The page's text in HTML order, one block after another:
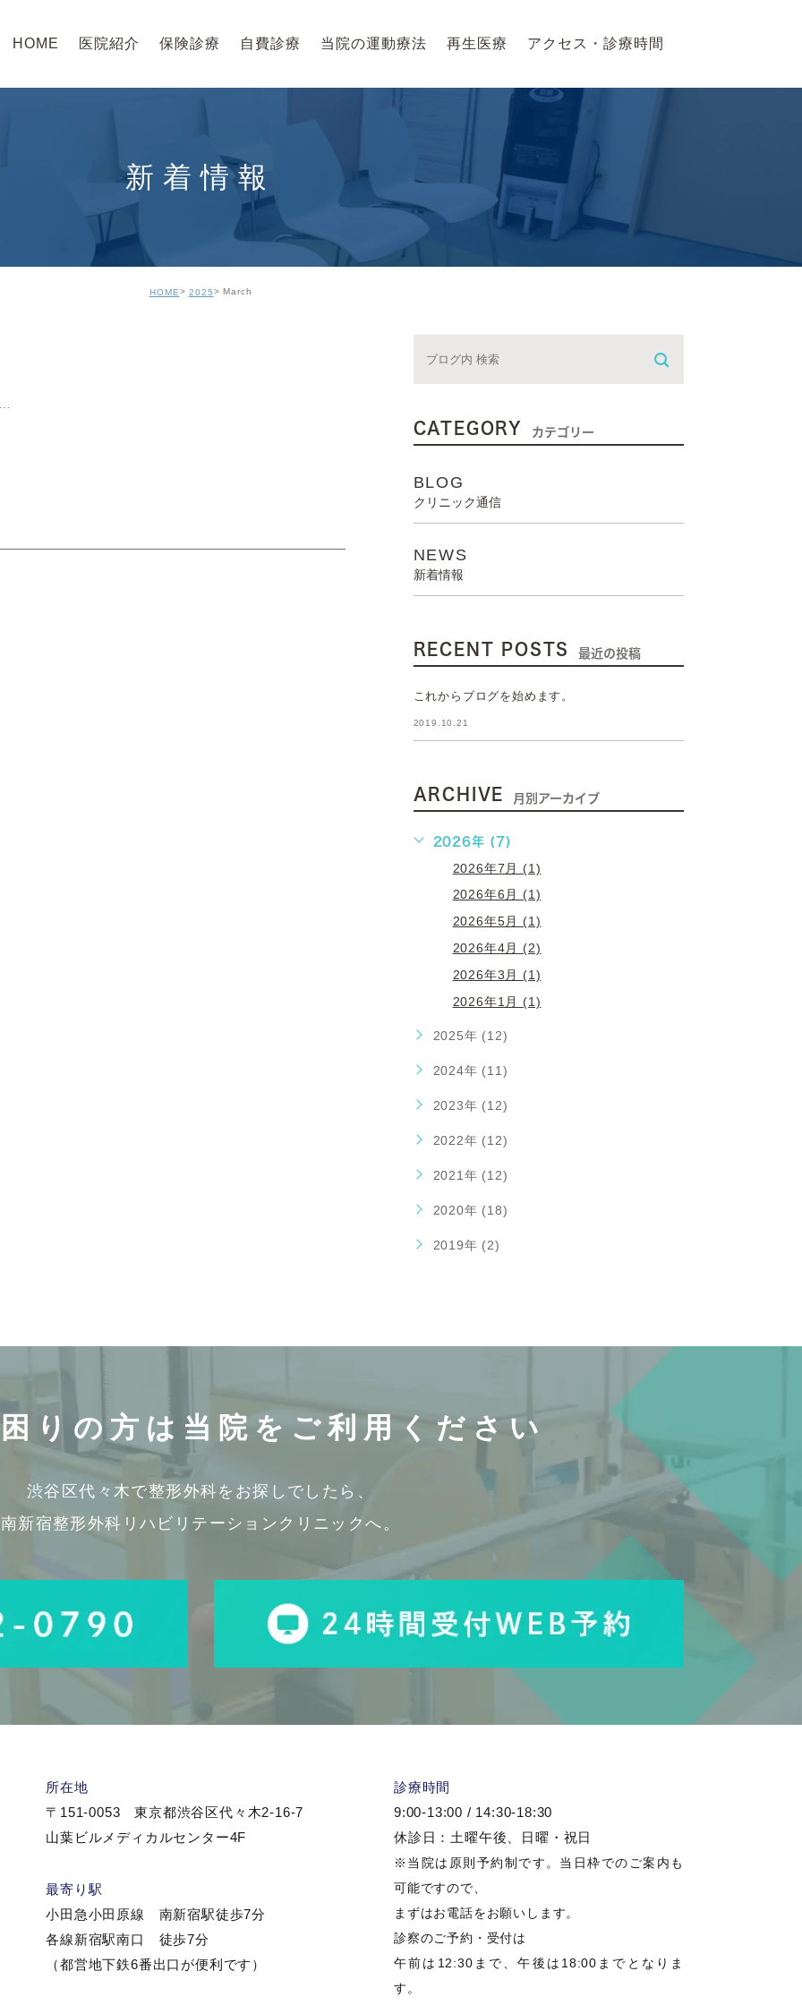
HOME 医院紹介 保険診療 自費診療 当院の運動療法 再生医療 アクセス・診療時間
新着情報
HOME 2025 March
CATEGORY カテゴリー
BLOG
クリニック通信
NEWS
新着情報
RECENT POSTS 最近の投稿
これからブログを始めます。
2019.10.21
ARCHIVE 月別アーカイブ
2026年 (7)
2026年7月 (1)
2026年6月 (1)
2026年5月 (1)
2026年4月 (2)
2026年3月 (1)
2026年1月 (1)
2025年 (12)
2024年 (11)
2023年 (12)
2022年 (12)
2021年 (12)
2020年 (18)
2019年 (2)
りの方は 当院をご利用ください
渋谷区代々木で整形外科をお探しでしたら、
南新宿整形外科リハビリテーションクリニックへ。
所在地
〒151-0053 東京都渋谷区代々木2-16-7
山葉ビルメディカルセンター4F
最寄り駅
小田急小田原線 南新宿駅徒歩7分
各線新宿駅南口 徒歩7分
（都営地下鉄6番出口が便利です）
診療時間
9:00-13:00 / 14:30-18:30
休診日：土曜午後、日曜・祝日
※当院は原則予約制です。当日枠でのご案内も
可能ですので、
まずはお電話をお願いします。
診察のご予約・受付は
午前は12:30まで、午後は18:00までとなりま
す。